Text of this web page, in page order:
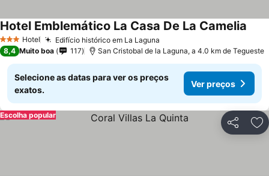
3 EstrelasHotel Edifício histórico em La Laguna
Hotel Emblemático La Casa De La Camelia
8,4 Muito boa 117 San Cristobal de la Laguna, a 4.0 km de Tegueste
Selecione as datas para ver os preços
exatos.
Ver preços
Partilhar
Escolha popular